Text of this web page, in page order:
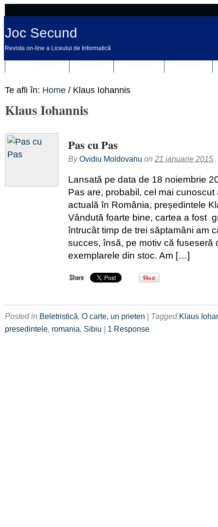
Joc Secund
Revista on-line a Liceului de Informatică
Te afli în: Home / Klaus Iohannis
Klaus Iohannis
Pas cu Pas
ByOvidiu Moldovanu on 21 ianuarie 2015
Lansată pe data de 18 noiembrie
Pas are, probabil, cel mai cunoscut
actuală în România, președintele
Vândută foarte bine, cartea a fost
întrucât timp de trei săptamâni am
succes, însă, pe motiv că fuseseră
exemplarele din stoc. Am […]
Posted in Beletristică, O carte, un prieten | Tagged Klaus
presedintele, romania, Sibiu | 1 Response